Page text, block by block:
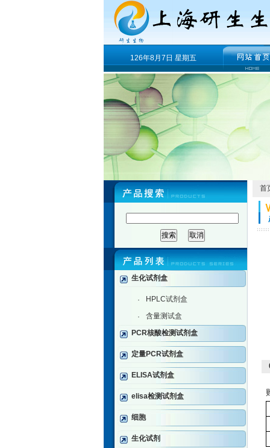
126年8月7日 星期五
生化试剂盒
· HPLC试剂盒
·
含量测试盒
PCR核酸检测试剂盒
定量PCR试剂盒
ELISA试剂盒
elisa检测试剂盒
细胞
生化试剂
首